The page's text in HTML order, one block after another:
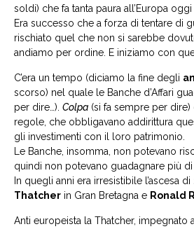
soldi) che fa tanta paura all’Europa
Era successo che a forza di tentare di
rischiato quel che non si sarebbe
andiamo per ordine. E iniziamo con
C’era un tempo (diciamo la fine degli
scorso) nel quale le Banche d’Affari
per dire…). Colpa (si fa sempre per
regole, che obbligavano addirittura
gli investimenti con il loro patrimonio.
Le Banche, insomma, non potevano
quindi non potevano guadagnare più di
In quegli anni era irresistibile l’ascesa
Thatcher in Gran Bretagna e Ronald
Anti europeista la Thatcher, impegnato